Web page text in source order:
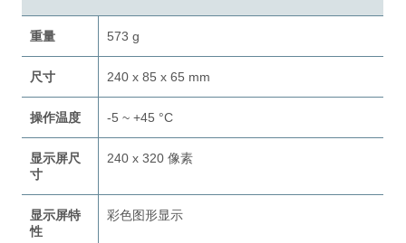
重量 573 g
尺寸 240 x 85 x 65 mm
操作温度 -5 ~ +45 °C
显示屏尺
寸
240 x 320 像素
显示屏特
性
彩色图形显示